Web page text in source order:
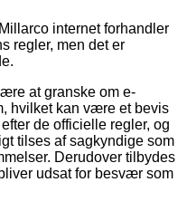
internet forhandler
regler, men det er
at granske om e-
hvilket kan være et bevis
de officielle regler, og
tilses af sagkyndige som
Derudover tilbydes
udsat for besvær som